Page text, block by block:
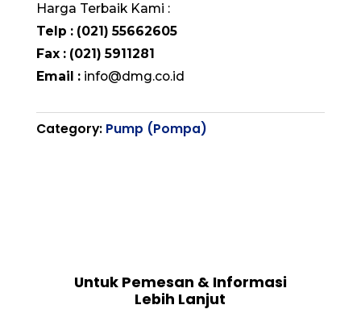
Harga Terbaik Kami :
Telp : (021) 55662605
Fax : (021) 5911281
Email : info@dmg.co.id
Category: Pump (Pompa)
Untuk Pemesan & Informasi
Lebih Lanjut